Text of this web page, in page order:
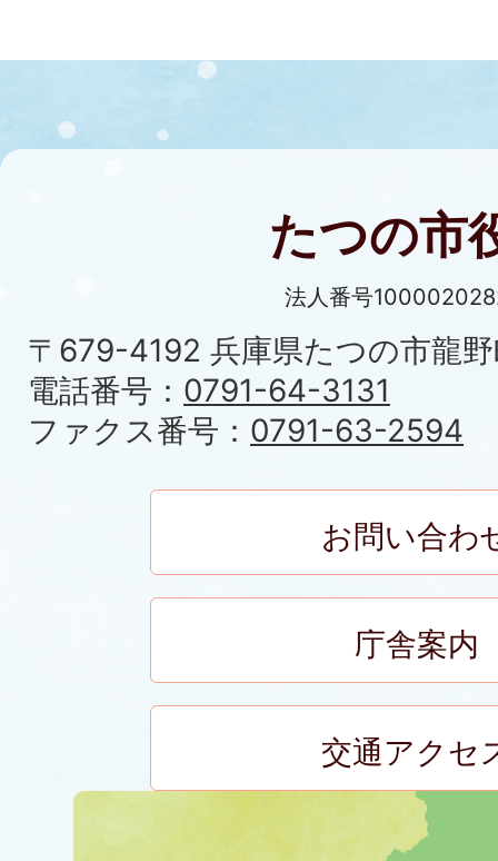
たつの市
法人番号
〒679-4192 兵庫県たつの市龍
電話番号： 0791-64-3131
ファクス番号： 0791-63-2594
お問い合わ
庁舎案内
交通アクセ